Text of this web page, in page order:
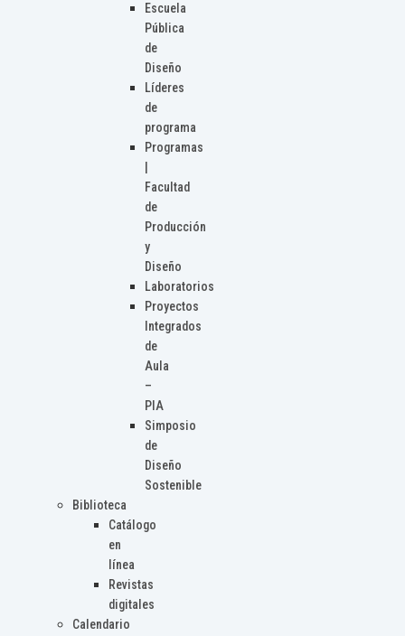
Escuela
Pública
de
Diseño
Líderes
de
programa
Programas
Facultad
de
Producción
y
Diseño
Laboratorios
Proyectos
Integrados
de
Aula
–
PIA
Simposio
de
Diseño
Sostenible
Biblioteca
Catálogo
en
línea
Revistas
digitales
Calendario